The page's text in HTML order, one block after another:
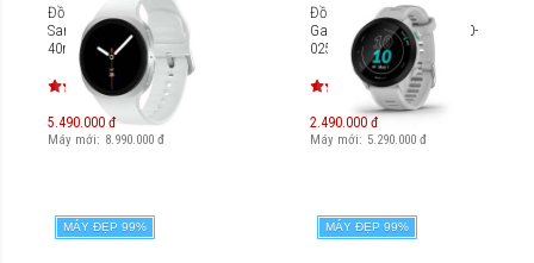
Đồng hồ thông minh
Samsung Galaxy Watch8
40mm Bluetooth SM-L320
5.490.000 đ
Máy mới: 8.990.000 đ
Đồng hồ thông minh
Garmin Forerunner 55 [010-
02562]
2.490.000 đ
Máy mới: 5.290.000 đ
MÁY ĐẸP 99% MÁY ĐẸP 99%